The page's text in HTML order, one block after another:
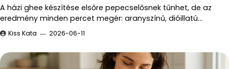
A házi ghee készítése elsőre pepecselősnek tűnhet, de az
eredmény minden percet megér: aranyszínű, dióillatú…
Kiss Kata 2026-06-11